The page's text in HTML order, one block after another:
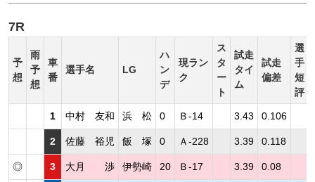
7R
予
想
雨
予
想
車
番
選手名 LG
ハ
ン
デ
現ラン
ク
ス
タ
ー
ト
試走
タイ
ム
試走
偏差
選
手
短
評
1 中村 友和 浜 松 0 Ｂ-14 3.43 0.106
2 佐藤 裕児 飯 塚 0 Ａ-228 3.39 0.118
◎ 3 大月 渉 伊勢崎 20 Ｂ-17 3.39 0.08